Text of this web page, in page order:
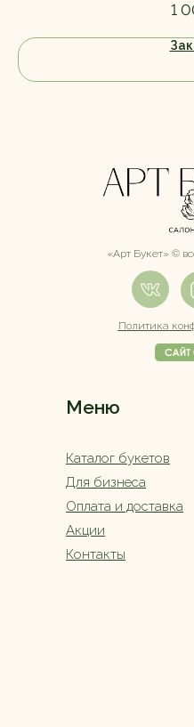
1
Меню
Каталог букетов
Политика
Оплата и доставка
«Арт Букет» ©️
Для бизнеса
Акции
Контакты